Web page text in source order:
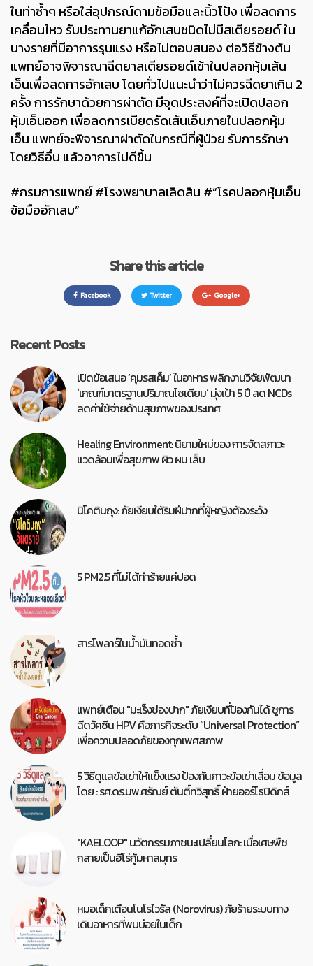
ในท่าซ้ำๆ หรือใส่อุปกรณ์ดามข้อมือและนิ้วโป้ง เพื่อลดการ
เคลื่อนไหว รับประทานยาแก้อักเสบชนิดไม่มีสเตียรอยด์ ใน
บางรายที่มีอาการรุนแรง หรือไม่ตอบสนอง ต่อวิธีข้างต้น
แพทย์อาจพิจารณาฉีดยาสเตียรอยด์เข้าในปลอกหุ้มเส้น
เอ็นเพื่อลดการอักเสบ โดยทั่วไปแนะนำว่าไม่ควรฉีดยาเกิน 2
ครั้ง การรักษาด้วยการผ่าตัด มีจุดประสงค์ที่จะเปิดปลอก
หุ้มเอ็นออก เพื่อลดการเบียดรัดเส้นเอ็นภายในปลอกหุ้ม
เอ็น แพทย์จะพิจารณาผ่าตัดในกรณีที่ผู้ป่วย รับการรักษา
โดยวิธีอื่น แล้วอาการไม่ดีขึ้น
#กรมการแพทย์ #โรงพยาบาลเลิดสิน #“โรคปลอกหุ้มเอ็น
ข้อมืออักเสบ”
Share this article
Facebook Twitter Google+
Recent Posts
เปิดข้อเสนอ ‘คุมรสเค็ม’ ในอาหาร พลิกงานวิจัยพัฒนา
‘เกณฑ์มาตรฐานปริมาณโซเดียม’ มุ่งเป้า 5 ปี ลด NCDs
ลดค่าใช้จ่ายด้านสุขภาพของประเทศ
Healing Environment: นิยามใหม่ของ การจัดสภาวะ
แวดล้อมเพื่อสุขภาพ ผิว ผม เล็บ
นิโคตินถุง: ภัยเงียบใต้ริมฝีปากที่ผู้หญิงต้องระวัง
5 PM2.5 ที่ไม่ได้ทำร้ายแค่ปอด
สารโพลาร์ในน้ำมันทอดซ้ำ
แพทย์เตือน "มะเร็งช่องปาก" ภัยเงียบที่ป้องกันได้ ชูการ
ฉีดวัคซีน HPV คือภารกิจระดับ “Universal Protection”
เพื่อความปลอดภัยของทุกเพศสภาพ
5 วิธีดูแลข้อเข่าให้แข็งแรง ป้องกันภาวะข้อเข่าเสื่อม ข้อมูล
โดย : รศ.ดร.นพ.ศรัณย์ ตันติ์ทวิสุทธิ์ ฝ่ายออร์โธปิดิกส์
"KAELOOP" นวัตกรรมภาชนะเปลี่ยนโลก: เมื่อเศษพืช
กลายเป็นฮีโร่กู้มหาสมุทร
หมอเด็กเตือนโนโรไวรัส (Norovirus) ภัยร้ายระบบทาง
เดินอาหารที่พบบ่อยในเด็ก